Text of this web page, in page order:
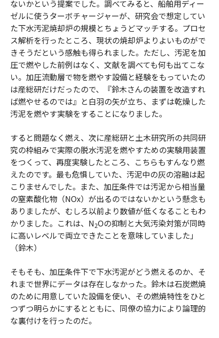
ないかという提案でした。調べてみると、船舶用ディー
ゼルに使うターボチャージャーが、研究会で想定してい
た下水汚泥焼却炉の規模とちょうどマッチする。プロセ
ス解析を行ったところ、現状の焼却炉よりよいものがで
きそうだという感触も得られました。ただし、汚泥を加
圧で燃やした前例はなく、文献を調べても何も出てこな
い。加圧流動層で物を燃やす設備と経験をもっていたの
は産総研だけだったので、『鈴木さんの装置を改造すれ
ば燃やせるのでは』と白羽の矢が立ち、まずは乾燥した
汚泥を燃やす実験をすることになりました。
すると問題なく燃え、次に産総研と土木研究所の共同研
究の枠組みで実際の脱水汚泥を燃やすための実験用装置
をつくって、再度実験したところ、こちらもすんなり燃
えたのです。最も危惧していた、汚泥中の灰の溶融は起
こりませんでした。また、加圧条件では汚泥から相当量
の窒素酸化物（NOx）が出るのではないかという懸念も
ありましたが、むしろ以前より数値が低くなることもわ
かりました。これは、N2Oの抑制と大気汚染対策が同時
に高いレベルで両立できたことを意味していました」
（鈴木）
そもそも、加圧条件下で下水汚泥がどう燃えるのか、そ
れまで世界にデータは存在しなかった。鈴木は石炭燃焼
のために用意していた設備を使い、その燃焼特性をひと
つずつ明らかにするとともに、同僚の協力により論理的
な裏付けを行ったのだ。